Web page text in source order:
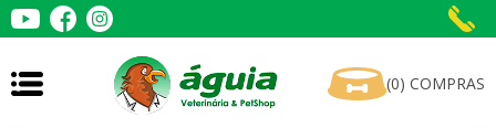
(0) COMPRAS